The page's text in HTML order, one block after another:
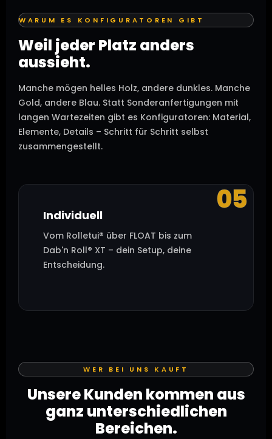
WARUM ES KONFIGURATOREN GIBT
Weil jeder Platz anders
aussieht.
Manche mögen helles Holz, andere dunkles. Manche
Gold, andere Blau. Statt Sonderanfertigungen mit
langen Wartezeiten gibt es Konfiguratoren: Material,
Elemente, Details – Schritt für Schritt selbst
zusammengestellt.
05
Individuell
Vom Rolletui® über FLOAT bis zum
Dab'n Roll® XT – dein Setup, deine
Entscheidung.
WER BEI UNS KAUFT
Unsere Kunden kommen aus
ganz unterschiedlichen
Bereichen.